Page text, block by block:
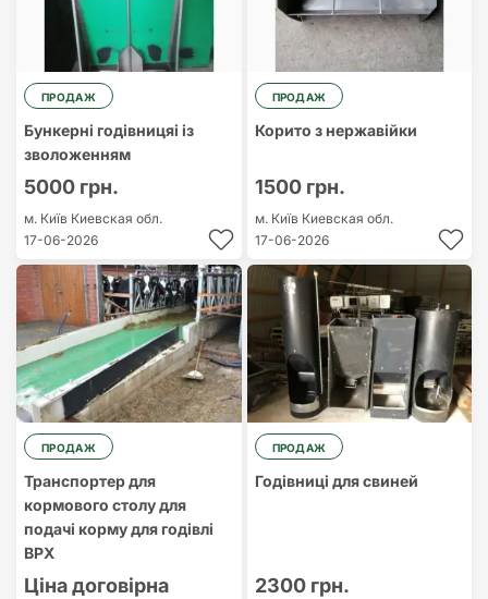
ПРОДАЖ
Бункерні годівницяі із
зволоженням
5000 грн.
м. Київ Киевская обл.
17-06-2026
ПРОДАЖ
Корито з нержавійки
1500 грн.
м. Київ Киевская обл.
17-06-2026
ПРОДАЖ
Транспортер для
кормового столу для
подачі корму для годівлі
ВРХ
Ціна договірна
ПРОДАЖ
Годівниці для свиней
2300 грн.